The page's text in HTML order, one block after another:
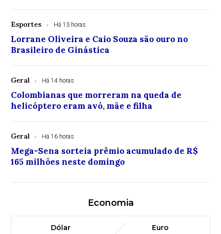
Esportes Há 13 horas
Lorrane Oliveira e Caio Souza são ouro no
Brasileiro de Ginástica
Geral Há 14 horas
Colombianas que morreram na queda de
helicóptero eram avó, mãe e filha
Geral Há 16 horas
Mega-Sena sorteia prêmio acumulado de R$
165 milhões neste domingo
Economia
Dólar
Euro